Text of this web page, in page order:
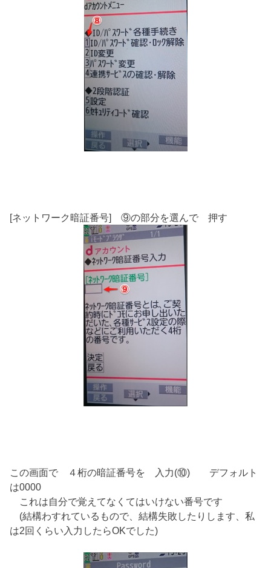
[ネットワーク暗証番号] ⑨の部分を選んで 押す
この画面で ４桁の暗証番号を 入力(⑩) デフォルト
は0000
これは自分で覚えてなくてはいけない番号です
(結構わすれているもので、結構失敗したりします、私
は2回くらい入力したらOKでした)